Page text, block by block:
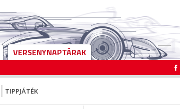
VERSENYNAPTÁRAK
TIPPJÁTÉK